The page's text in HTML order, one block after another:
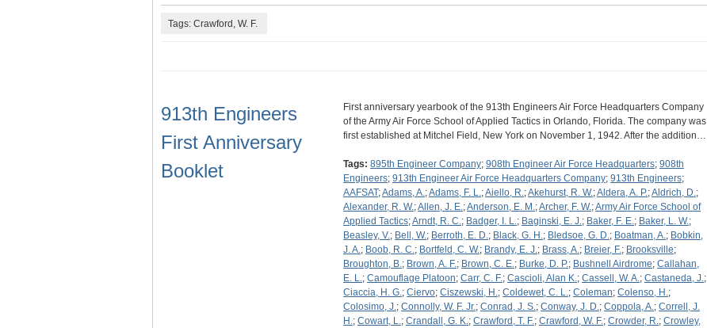
Tags: Crawford, W. F.
913th Engineers
First Anniversary
Booklet
First anniversary yearbook of the 913th Engineers Air Force Headquarters Company
of the Army Air Force School of Applied Tactics in Orlando, Florida. The company was
first established at Mitchel Field, New York on November 1, 1942. After the addition…
Tags: 895th Engineer Company; 908th Engineer Air Force Headquarters; 908th
Engineers; 913th Engineer Air Force Headquarters Company; 913th Engineers;
AAFSAT;Adams, A.;Adams, F. L.;Aiello, R.;Akehurst, R. W.;Aldera, A. P.;Aldrich, D.;
Alexander, R. W.;Allen, J. E.;Anderson, E. M.;Archer, F. W.;Army Air Force School of
Applied Tactics;Arndt, R. C.; Badger, I. L.; Baginski, E. J.; Baker, F. E.; Baker, L. W.;
Beasley, V.; Bell, W.; Berroth, E. D.; Black, G. H.; Bledsoe, G. D.; Boatman, A.; Bobkin,
J. A.; Boob, R. C.; Bortfeld, C. W.; Brandy, E. J.; Brass, A.; Breier, F.; Brooksville;
Broughton, B.; Brown, A. F.; Brown, C. E.; Burke, D. P.; Bushnell Airdrome; Callahan,
E. L.; Camouflage Platoon; Carr, C. F.; Cascioli, Alan K.; Cassell, W. A.; Castaneda, J.;
Ciaccia, H. G.; Ciervo; Ciszewski, H.; Coldewet, C. L.; Coleman; Colenso, H.;
Colosimo, J.; Connolly, W. F. Jr.; Conrad, J. S.; Conway, J. D.; Coppola, A.; Correll, J.
H.; Cowart, L.; Crandall, G. K.; Crawford, T. F.; Crawford, W. F.; Crowder, R.; Crowley,